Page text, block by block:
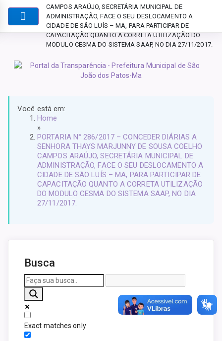
CAMPOS ARAÚJO, SECRETÁRIA MUNICIPAL DE
ADMINISTRAÇÃO, FACE O SEU DESLOCAMENTO A
CIDADE DE SÃO LUÍS – MA, PARA PARTICIPAR DE
CAPACITAÇÃO QUANTO A CORRETA UTILIZAÇÃO DO
MODULO CESMA DO SISTEMA SAAP, NO DIA 27/11/2017.
Você está em:
Home
»
PORTARIA N° 286/2017 – CONCEDER DIÁRIAS A
SENHORA THAYS MARJUNNY DE SOUSA COELHO
CAMPOS ARAÚJO, SECRETÁRIA MUNICIPAL DE
ADMINISTRAÇÃO, FACE O SEU DESLOCAMENTO A
CIDADE DE SÃO LUÍS – MA, PARA PARTICIPAR DE
CAPACITAÇÃO QUANTO A CORRETA UTILIZAÇÃO
DO MODULO CESMA DO SISTEMA SAAP, NO DIA
27/11/2017.
Busca
Exact matches only